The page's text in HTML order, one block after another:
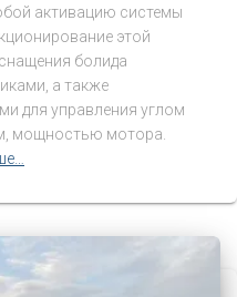
активацию системы
этой
болида
а также
для управления углом
мощностью мотора.